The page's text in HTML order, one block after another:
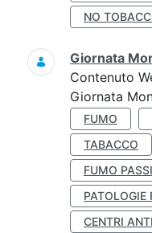
NO
Giornata
Contenuto
Giornata
FUMO
TABACCO
FUMO
PATOLOGIE
CENTRI